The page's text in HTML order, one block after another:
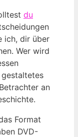
du
ich, dir über
Wer wird
an
Format
DVD-